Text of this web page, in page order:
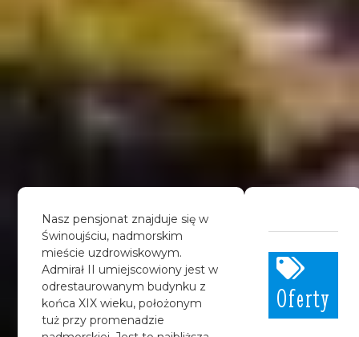
Nasz pensjonat znajduje się w
Świnoujściu, nadmorskim
mieście uzdrowiskowym.
Admirał II umiejscowiony jest w
odrestaurowanym budynku z
końca XIX wieku, położonym
tuż przy promenadzie
Oferty